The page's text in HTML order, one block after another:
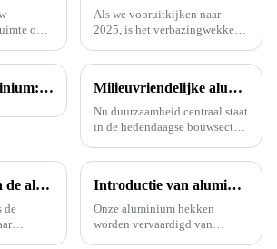
op
is
te
Als we vooruitkijken naar
2025, is het verbazingwekkend
architectuurwereld verandert.
transformatie? Aluminium. Je
weet wel,
ONEALU Aluminium: uitmuntende kwaliteit en service. Milieuvriendelijke aluminium profielen voor energiezuinige gebouwen
Nu duurzaamheid centraal staat
in de hedendaagse bouwsector,
milieuvriendelijke materialen
gevestigd in Foshan,
Guangdong, biedt hiervoor een
oplossing.
Actuele trends in de aluminiumprofielindustrie voor deuren en ramen
de
Introductie van aluminium hekwerk (6063-T5 industrieel aluminium)
Onze aluminium hekken
worden vervaardigd van